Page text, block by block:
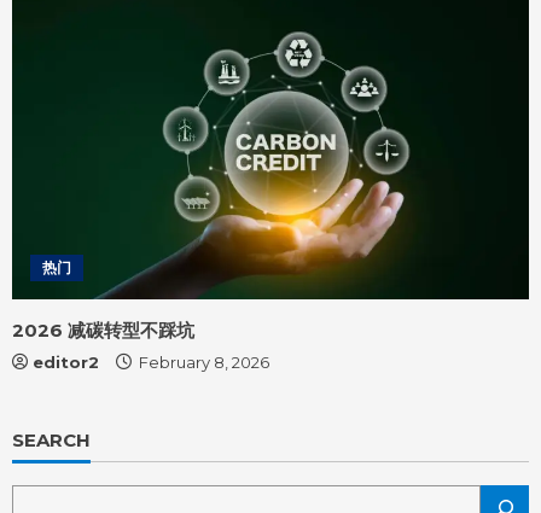
热门
2026 减碳转型不踩坑
editor2 February 8, 2026
SEARCH